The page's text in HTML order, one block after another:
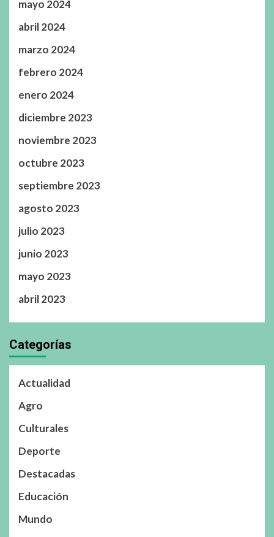
mayo 2024
abril 2024
marzo 2024
febrero 2024
enero 2024
diciembre 2023
noviembre 2023
octubre 2023
septiembre 2023
agosto 2023
julio 2023
junio 2023
mayo 2023
abril 2023
Categorías
Actualidad
Agro
Culturales
Deporte
Destacadas
Educación
Mundo